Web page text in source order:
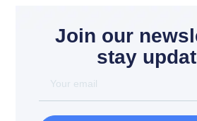
Join our
stay